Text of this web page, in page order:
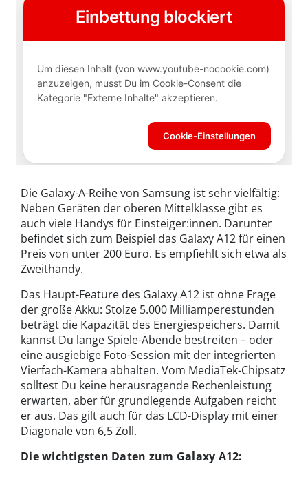
Die Galaxy-A-Reihe von Samsung ist sehr vielfältig:
Neben Geräten der oberen Mittelklasse gibt es
auch viele Handys für Einsteiger:innen. Darunter
befindet sich zum Beispiel das Galaxy A12 für einen
Preis von unter 200 Euro. Es empfiehlt sich etwa als
Zweithandy.
Das Haupt-Feature des Galaxy A12 ist ohne Frage
der große Akku: Stolze 5.000 Milliamperestunden
beträgt die Kapazität des Energiespeichers. Damit
kannst Du lange Spiele-Abende bestreiten – oder
eine ausgiebige Foto-Session mit der integrierten
Vierfach-Kamera abhalten. Vom MediaTek-Chipsatz
solltest Du keine herausragende Rechenleistung
erwarten, aber für grundlegende Aufgaben reicht
er aus. Das gilt auch für das LCD-Display mit einer
Diagonale von 6,5 Zoll.
Die wichtigsten Daten zum Galaxy A12: